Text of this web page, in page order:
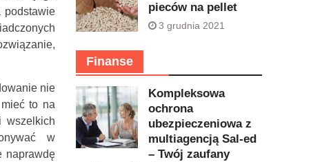
podstawie
nie
to na
wszelkich
w
naprawdę
pieców na pellet
3 grudnia 2021
Finanse
Kompleksowa
ochrona
ubezpieczeniowa z
multiagencją Sal-ed
– Twój zaufany